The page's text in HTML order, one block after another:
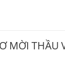
THẦU